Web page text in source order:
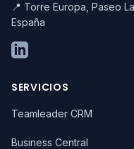
📍 Torre Europa, Paseo
España
SERVICIOS
Teamleader CRM
Business Central